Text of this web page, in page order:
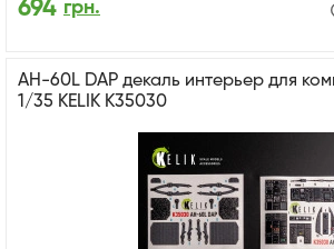
694 грн.
AH-60L DAP декаль интерьер для
1/35 KELIK K35030